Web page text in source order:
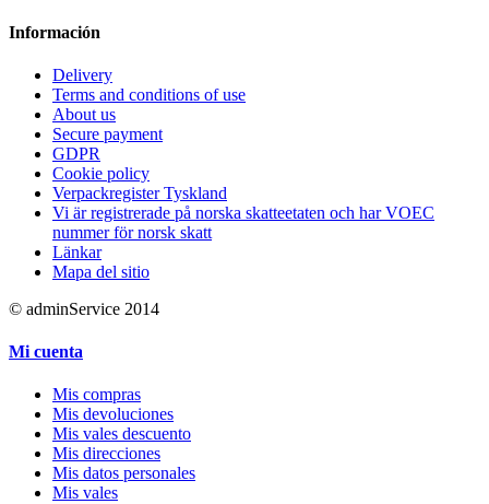
Información
Delivery
Terms and conditions of use
About us
Secure payment
GDPR
Cookie policy
Verpackregister Tyskland
Vi är registrerade på norska skatteetaten och har VOEC
nummer för norsk skatt
Länkar
Mapa del sitio
© adminService 2014
Mi cuenta
Mis compras
Mis devoluciones
Mis vales descuento
Mis direcciones
Mis datos personales
Mis vales